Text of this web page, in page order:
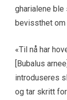
gharialene
bevissthet om
«Til nå har
[Bubalus
introduseres
og tar skritt